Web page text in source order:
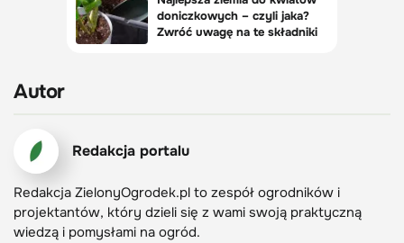
Autor
Redakcja portalu
Redakcja ZielonyOgrodek.pl to zespół ogrodników i
projektantów, który dzieli się z wami swoją praktyczną
wiedzą i pomysłami na ogród.